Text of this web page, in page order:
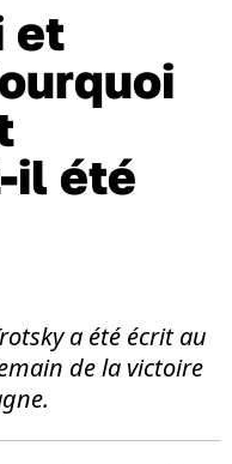
et
il été
a été écrit au
de la victoire